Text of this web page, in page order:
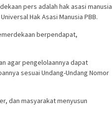
pers adalah hak asasi manusia
Hak Asasi Manusia PBB.
berpendapat,
agar pengelolaannya dapat
sesuai Undang-Undang Nomor
dan masyarakat menyusun